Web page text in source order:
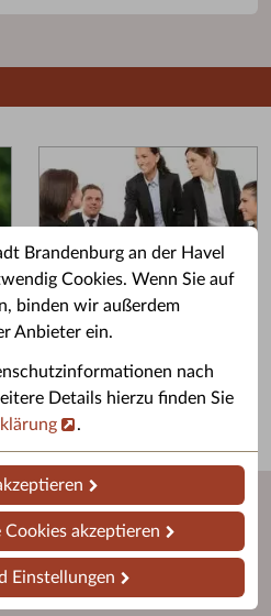
Brandenburg an der Havel
Cookies. Wenn Sie auf
binden wir außerdem
Anbieter ein.
nach
Details hierzu finden Sie
.
akzeptieren
Einstellungen